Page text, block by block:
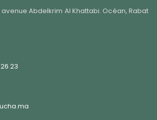
avenue Abdelkrim Al Khattabi. Océan, Rabat
23
a